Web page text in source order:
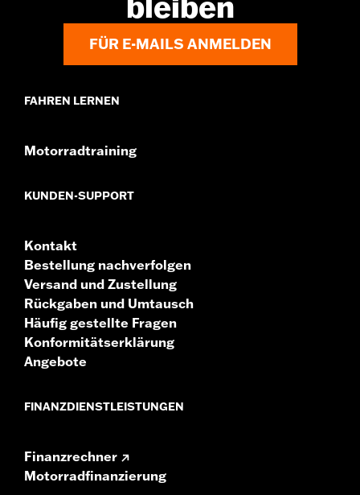
FÜR E-MAILS ANMELDEN
FAHREN LERNEN
Motorradtraining
KUNDEN-SUPPORT
Kontakt
Bestellung nachverfolgen
Versand und Zustellung
Rückgaben und Umtausch
Häufig gestellte Fragen
Konformitätserklärung
Angebote
FINANZDIENSTLEISTUNGEN
Finanzrechner
Motorradfinanzierung